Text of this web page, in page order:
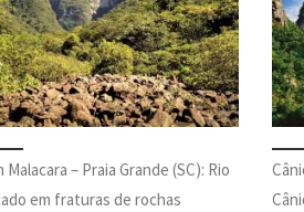
Malacara – Praia Grande (SC): Rio
em fraturas de rochas